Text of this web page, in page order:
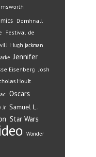
Domhnall
Festival de
Hugh jackman
Jennifer
Eisenberg Josh
Hoult
Oscars
Jr Samuel L.
Star Wars
Wonder